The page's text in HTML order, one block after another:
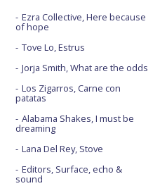
Ezra Collective, Here because
of hope
Tove Lo, Estrus
Jorja Smith, What are the odds
Los Zigarros, Carne con
patatas
Alabama Shakes, I must be
dreaming
Lana Del Rey, Stove
Editors, Surface, echo &
sound